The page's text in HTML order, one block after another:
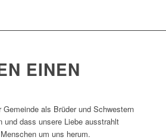
EINEN
als Brüder und Schwestern
und dass unsere Liebe ausstrahlt
um uns herum.